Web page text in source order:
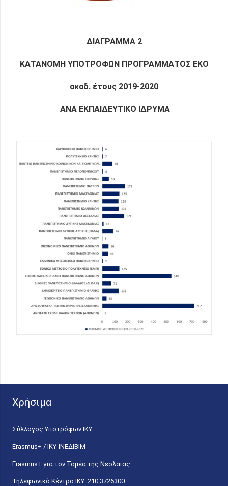
ΔΙΑΓΡΑΜΜΑ 2
ΚΑΤΑΝΟΜΗ ΥΠΟΤΡΟΦΩΝ ΠΡΟΓΡΑΜΜΑΤΟΣ ΕΚΟ
ακαδ. έτους 2019-2020
ΑΝΑ ΕΚΠΑΙΔΕΥΤΙΚΟ ΙΔΡΥΜΑ
Χρήσιμα
Σύλλογος Υποτρόφων ΙΚΥ
Erasmus+ / ΙΚΥ-ΙΝΕΔΙΒΙΜ
Erasmus+ για τον Τομέα της Νεολαίας
Τηλεφωνικό Κέντρο IKY: 210 3726300